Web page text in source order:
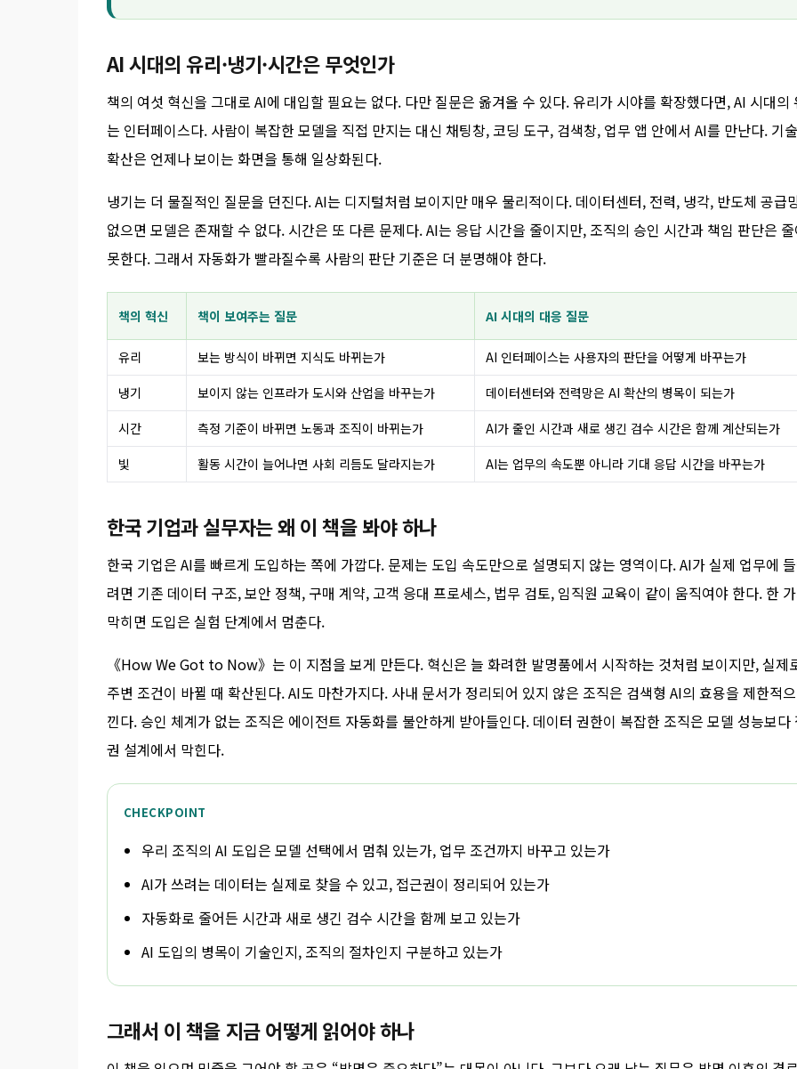
AI 시대의 유리·냉기·시간은 무엇인가
책의 여섯 혁신을 그대로 AI에 대입할 필요는 없다. 다만 질문은 옮겨올 수 있다. 유리가 시야를 확장했다면, AI 시대의
는 인터페이스다. 사람이 복잡한 모델을 직접 만지는 대신 채팅창, 코딩 도구, 검색창, 업무 앱 안에서 AI를 만난다. 기
확산은 언제나 보이는 화면을 통해 일상화된다.
냉기는 더 물질적인 질문을 던진다. AI는 디지털처럼 보이지만 매우 물리적이다. 데이터센터, 전력, 냉각, 반도체 공급
없으면 모델은 존재할 수 없다. 시간은 또 다른 문제다. AI는 응답 시간을 줄이지만, 조직의 승인 시간과 책임 판단은 줄
못한다. 그래서 자동화가 빨라질수록 사람의 판단 기준은 더 분명해야 한다.
책의 혁신 책이 보여주는 질문 AI 시대의 대응 질문
유리 보는 방식이 바뀌면 지식도 바뀌는가
AI 인터페이스는 사용자의 판단을 어떻게 바꾸는가
냉기
보이지 않는 인프라가 도시와 산업을 바꾸는가
데이터센터와 전력망은 AI 확산의 병목이 되는가
시간
측정 기준이 바뀌면 노동과 조직이 바뀌는가
AI가 줄인 시간과 새로 생긴 검수 시간은 함께 계산되는가
빛
활동 시간이 늘어나면 사회 리듬도 달라지는가 AI는 업무의 속도뿐 아니라 기대 응답 시간을 바꾸는가
한국 기업과 실무자는 왜 이 책을 봐야 하나
한국 기업은 AI를 빠르게 도입하는 쪽에 가깝다. 문제는 도입 속도만으로 설명되지 않는 영역이다. AI가 실제 업무에
려면 기존 데이터 구조, 보안 정책, 구매 계약, 고객 응대 프로세스, 법무 검토, 임직원 교육이 같이 움직여야 한다. 한
막히면 도입은 실험 단계에서 멈춘다.
《How We Got to Now》는 이 지점을 보게 만든다. 혁신은 늘 화려한 발명품에서 시작하는 것처럼 보이지만, 실제
주변 조건이 바뀔 때 확산된다. AI도 마찬가지다. 사내 문서가 정리되어 있지 않은 조직은 검색형 AI의 효용을 제한적
낀다. 승인 체계가 없는 조직은 에이전트 자동화를 불안하게 받아들인다. 데이터 권한이 복잡한 조직은 모델 성능보다
권 설계에서 막힌다.
CHECKPOINT
우리 조직의 AI 도입은 모델 선택에서 멈춰 있는가, 업무 조건까지 바꾸고 있는가
AI가 쓰려는 데이터는 실제로 찾을 수 있고, 접근권이 정리되어 있는가
자동화로 줄어든 시간과 새로 생긴 검수 시간을 함께 보고 있는가
AI 도입의 병목이 기술인지, 조직의 절차인지 구분하고 있는가
그래서 이 책을 지금 어떻게 읽어야 하나